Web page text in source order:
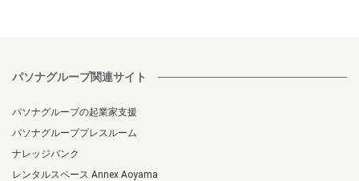
パソナグループ関連サイト
パソナグループの起業家支援
パソナグループプレスルーム
ナレッジバンク
レンタルスペース Annex Aoyama